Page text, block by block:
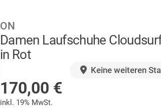
ON
Damen Laufschuhe
in Rot
Keine weiteren
170,00 €
inkl. 19% MwSt.